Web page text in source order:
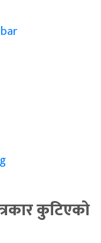
कुटिएको